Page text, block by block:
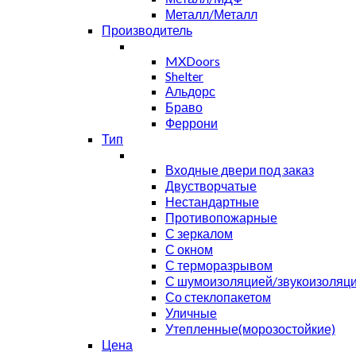
Металл/Металл
Производитель
MXDoors
Shelter
Альдорс
Браво
Феррони
Тип
Входные двери под заказ
Двустворчатые
Нестандартные
Противопожарные
С зеркалом
С окном
С терморазрывом
С шумоизоляцией/
Со стеклопакетом
Уличные
Утепленные(морозостойкие)
Цена